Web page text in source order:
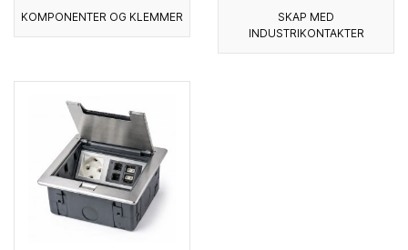
KOMPONENTER OG KLEMMER
SKAP MED
INDUSTRIKONTAKTER